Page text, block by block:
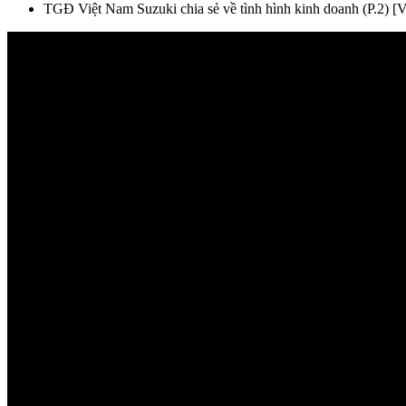
TGĐ Việt Nam Suzuki chia sẻ về tình hình kinh doanh (P.2)